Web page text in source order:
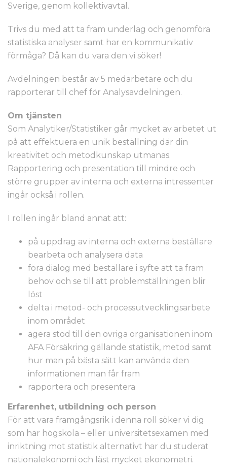
Sverige, genom kollektivavtal.
Trivs du med att ta fram underlag och genomföra
statistiska analyser samt har en kommunikativ
förmåga? Då kan du vara den vi söker!
Avdelningen består av 5 medarbetare och du
rapporterar till chef för Analysavdelningen.
Om tjänsten
Som Analytiker/Statistiker går mycket av arbetet ut
på att effektuera en unik beställning där din
kreativitet och metodkunskap utmanas.
Rapportering och presentation till mindre och
större grupper av interna och externa intressenter
ingår också i rollen.
I rollen ingår bland annat att:
på uppdrag av interna och externa beställare
bearbeta och analysera data
föra dialog med beställare i syfte att ta fram
behov och se till att problemställningen blir
löst
delta i metod- och processutvecklingsarbete
inom området
agera stöd till den övriga organisationen inom
AFA Försäkring gällande statistik, metod samt
hur man på bästa sätt kan använda den
informationen man får fram
rapportera och presentera
Erfarenhet, utbildning och person
För att vara framgångsrik i denna roll söker vi dig
som har högskola – eller universitetsexamen med
inriktning mot statistik alternativt har du studerat
nationalekonomi och läst mycket ekonometri.